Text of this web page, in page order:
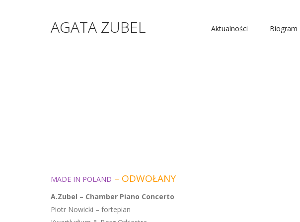
AGATA ZUBEL Aktualności Biogram
MADE IN POLAND – ODWOŁANY
A.Zubel – Chamber Piano Concerto
Piotr Nowicki – fortepian